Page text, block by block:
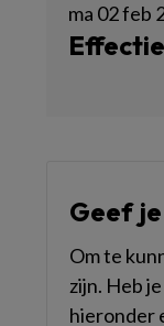
ma 02 feb
Geef
Om te
zijn. Heb
hieronder